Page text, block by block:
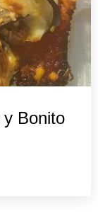
y Bonito